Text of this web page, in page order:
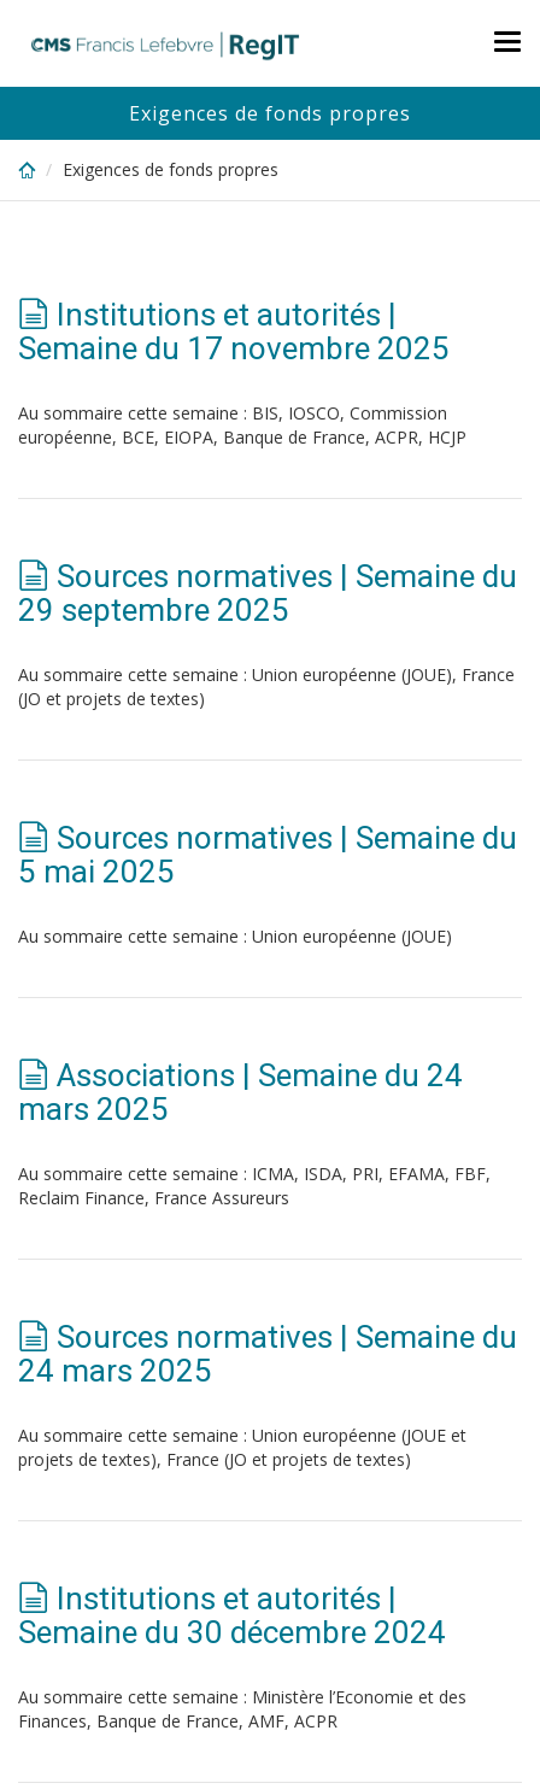
content
Exigences de fonds propres
Exigences de fonds propres
Institutions et autorités |
Semaine du 17 novembre 2025
Au sommaire cette semaine : BIS, IOSCO, Commission
européenne, BCE, EIOPA, Banque de France, ACPR, HCJP
Sources normatives | Semaine du
29 septembre 2025
Au sommaire cette semaine : Union européenne (JOUE), France
(JO et projets de textes)
Sources normatives | Semaine du
5 mai 2025
Au sommaire cette semaine : Union européenne (JOUE)
Associations | Semaine du 24
mars 2025
Au sommaire cette semaine : ICMA, ISDA, PRI, EFAMA, FBF,
Reclaim Finance, France Assureurs
Sources normatives | Semaine du
24 mars 2025
Au sommaire cette semaine : Union européenne (JOUE et
projets de textes), France (JO et projets de textes)
Institutions et autorités |
Semaine du 30 décembre 2024
Au sommaire cette semaine : Ministère l’Economie et des
Finances, Banque de France, AMF, ACPR